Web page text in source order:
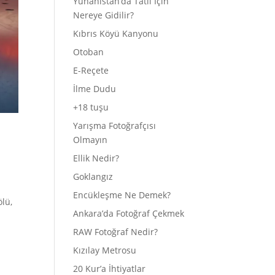
Nereye Gidilir?
Kıbrıs Köyü Kanyonu
Otoban
E-Reçete
İlme Dudu
+18 tuşu
Yarışma Fotoğrafçısı
Olmayın
Ellik Nedir?
Goklangız
Encükleşme Ne Demek?
Ankara’da Fotoğraf Çekmek
RAW Fotoğraf Nedir?
Kızılay Metrosu
20 Kur’a İhtiyatlar